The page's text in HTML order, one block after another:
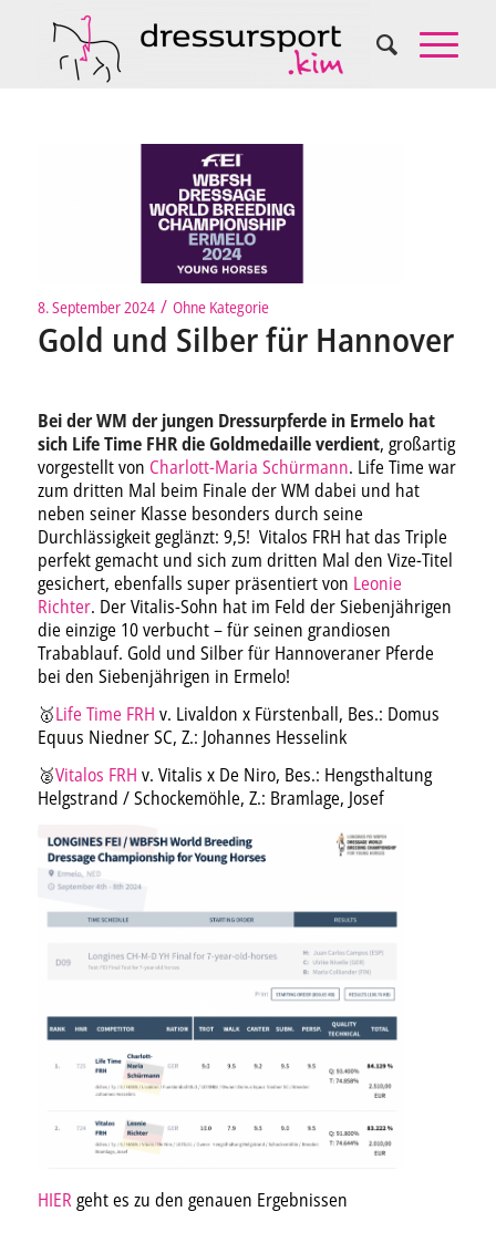
8. September 2024 / Ohne Kategorie
Gold und Silber für Hannover
Bei der WM der jungen Dressurpferde in Ermelo hat
sich Life Time FHR die Goldmedaille verdient, großartig
vorgestellt von Charlott-Maria Schürmann. Life Time war
zum dritten Mal beim Finale der WM dabei und hat
neben seiner Klasse besonders durch seine
Durchlässigkeit geglänzt: 9,5! Vitalos FRH hat das Triple
perfekt gemacht und sich zum dritten Mal den Vize-Titel
gesichert, ebenfalls super präsentiert von Leonie
Richter. Der Vitalis-Sohn hat im Feld der Siebenjährigen
die einzige 10 verbucht – für seinen grandiosen
Trabablauf. Gold und Silber für Hannoveraner Pferde
bei den Siebenjährigen in Ermelo!
🥇Life Time FRH v. Livaldon x Fürstenball, Bes.: Domus
Equus Niedner SC, Z.: Johannes Hesselink
🥈Vitalos FRH v. Vitalis x De Niro, Bes.: Hengsthaltung
Helgstrand / Schockemöhle, Z.: Bramlage, Josef
HIERgeht es zu den genauen Ergebnissen